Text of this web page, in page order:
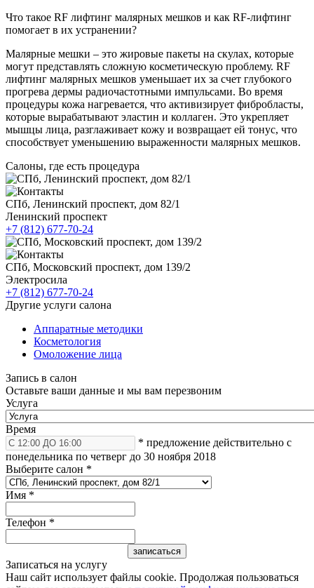
Что такое RF лифтинг малярных мешков и как RF-лифтинг
помогает в их устранении?
Малярные мешки – это жировые пакеты на скулах, которые
могут представлять сложную косметическую проблему. RF
лифтинг малярных мешков уменьшает их за счет глубокого
прогрева дермы радиочастотными импульсами. Во время
процедуры кожа нагревается, что активизирует фибробласты,
которые вырабатывают эластин и коллаген. Это укрепляет
мышцы лица, разглаживает кожу и возвращает ей тонус, что
способствует уменьшению выраженности малярных мешков.
Салоны, где есть процедура
СПб, Ленинский проспект, дом 82/1
Ленинский проспект
+7 (812) 677-70-24
СПб, Московский проспект, дом 139/2
Электросила
+7 (812) 677-70-24
Другие услуги салона
Аппаратные методики
Косметология
Омоложение лица
Запись в салон
Оставьте ваши данные и мы вам перезвоним
Услуга
Время
* предложение действительно с
понедельника по четверг до 30 ноября 2018
Выберите салон *
Имя *
Телефон *
Записаться на услугу
Наш сайт использует файлы cookie. Продолжая пользоваться